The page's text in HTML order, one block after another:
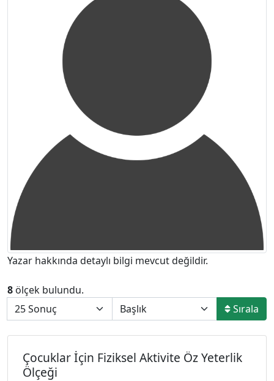
Yazar hakkında detaylı bilgi mevcut değildir.
8 ölçek bulundu.
Sırala
Çocuklar İçin Fiziksel Aktivite Öz Yeterlik
Ölçeği